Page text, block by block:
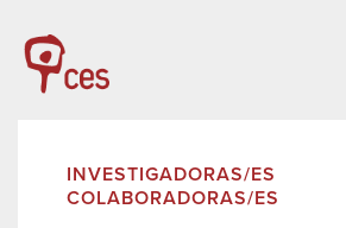
INVESTIGADORAS/ES
COLABORADORAS/ES